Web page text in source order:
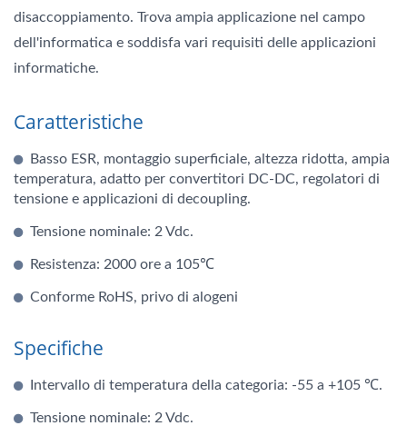
disaccoppiamento. Trova ampia applicazione nel campo
dell'informatica e soddisfa vari requisiti delle applicazioni
informatiche.
Caratteristiche
Basso ESR, montaggio superficiale, altezza ridotta, ampia
temperatura, adatto per convertitori DC-DC, regolatori di
tensione e applicazioni di decoupling.
Tensione nominale: 2 Vdc.
Resistenza: 2000 ore a 105℃
Conforme RoHS, privo di alogeni
Specifiche
Intervallo di temperatura della categoria: -55 a +105 ℃.
Tensione nominale: 2 Vdc.